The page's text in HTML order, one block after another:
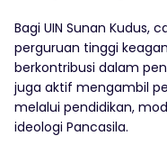
Bagi UIN Sunan Kudus,
perguruan tinggi
berkontribusi dalam
juga aktif mengambil
melalui pendidikan,
ideologi Pancasila.